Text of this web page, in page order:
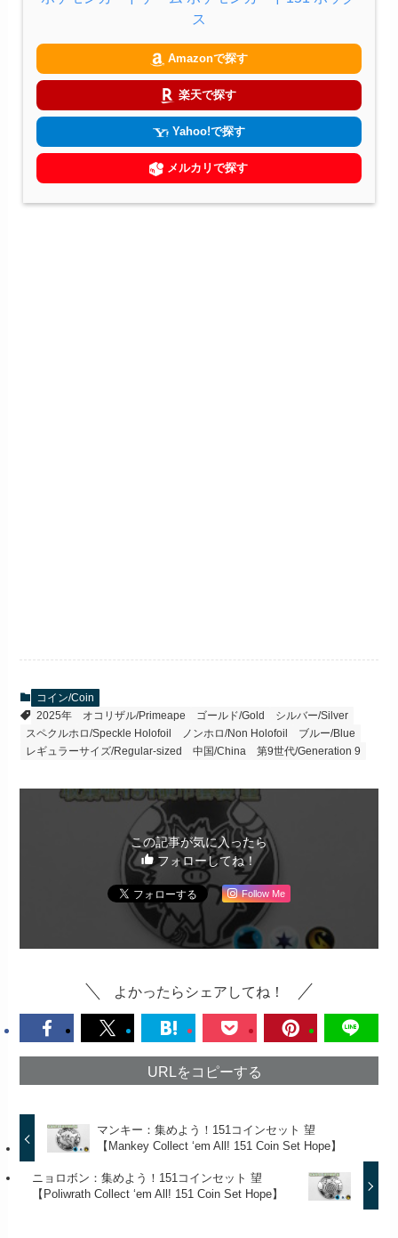
ス
Amazonで探す
楽天で探す
Yahoo!で探す
メルカリで探す
コイン/Coin
2025年
オコリザル/Primeape ゴールド/Gold
シルバー/Silver
スペクルホロ/Speckle Holofoil
ノンホロ/Non Holofoil
ブルー/Blue
レギュラーサイズ/Regular-sized
中国/China 第9世代/Generation 9
この記事が気に入ったら
フォローしてね！
Follow Me
よかったらシェアしてね！
URLをコピーする
マンキー：集めよう！151コインセット 望
【Mankey Collect ‘em All! 151 Coin Set Hope】
ニョロボン：集めよう！151コインセット 望
【Poliwrath Collect ‘em All! 151 Coin Set Hope】